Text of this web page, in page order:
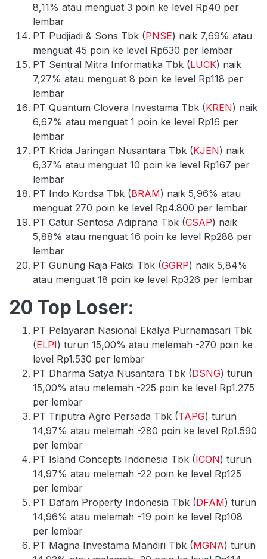
8,11% atau menguat 3 poin ke level Rp40 per
lembar
PT Pudjiadi & Sons Tbk (PNSE) naik 7,69% atau
menguat 45 poin ke level Rp630 per lembar
PT Sentral Mitra Informatika Tbk (LUCK) naik
7,27% atau menguat 8 poin ke level Rp118 per
lembar
PT Quantum Clovera Investama Tbk (KREN) naik
6,67% atau menguat 1 poin ke level Rp16 per
lembar
PT Krida Jaringan Nusantara Tbk (KJEN) naik
6,37% atau menguat 10 poin ke level Rp167 per
lembar
PT Indo Kordsa Tbk (BRAM) naik 5,96% atau
menguat 270 poin ke level Rp4.800 per lembar
PT Catur Sentosa Adiprana Tbk (CSAP) naik
5,88% atau menguat 16 poin ke level Rp288 per
lembar
PT Gunung Raja Paksi Tbk (GGRP) naik 5,84%
atau menguat 18 poin ke level Rp326 per lembar
20 Top Loser:
PT Pelayaran Nasional Ekalya Purnamasari Tbk
(ELPI) turun 15,00% atau melemah -270 poin ke
level Rp1.530 per lembar
PT Dharma Satya Nusantara Tbk (DSNG) turun
15,00% atau melemah -225 poin ke level Rp1.275
per lembar
PT Triputra Agro Persada Tbk (TAPG) turun
14,97% atau melemah -280 poin ke level Rp1.590
per lembar
PT Island Concepts Indonesia Tbk (ICON) turun
14,97% atau melemah -22 poin ke level Rp125
per lembar
PT Dafam Property Indonesia Tbk (DFAM) turun
14,96% atau melemah -19 poin ke level Rp108
per lembar
PT Magna Investama Mandiri Tbk (MGNA) turun